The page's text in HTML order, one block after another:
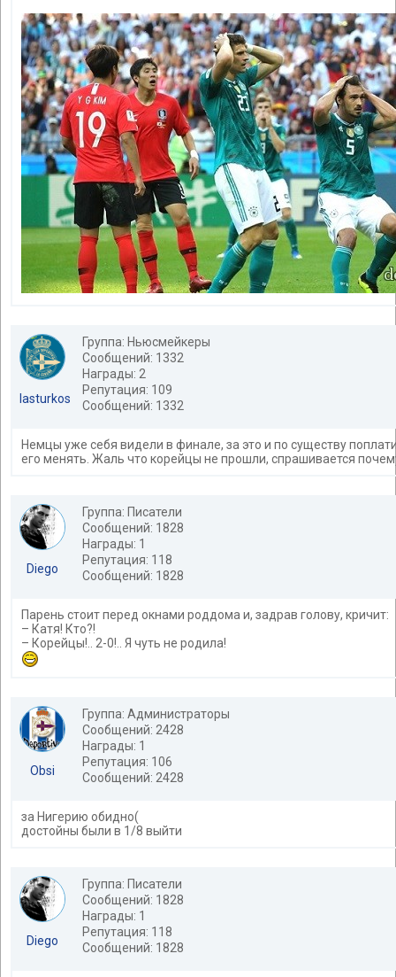
lasturkos
Группа: Ньюсмейкеры
Сообщений: 1332
Награды: 2
Репутация: 109
Сообщений: 1332
Немцы уже себя видели в финале, за это и по существу
его менять. Жаль что корейцы не прошли, спрашивается
Diego
Группа: Писатели
Сообщений: 1828
Награды: 1
Репутация: 118
Сообщений: 1828
Парень стоит перед окнами роддома и, задрав голову, кричит:
– Катя! Кто?!
– Корейцы!.. 2-0!.. Я чуть не родила!
Obsi
Группа: Администраторы
Сообщений: 2428
Награды: 1
Репутация: 106
Сообщений: 2428
за Нигерию обидно(
достойны были в 1/8 выйти
Diego
Группа: Писатели
Сообщений: 1828
Награды: 1
Репутация: 118
Сообщений: 1828